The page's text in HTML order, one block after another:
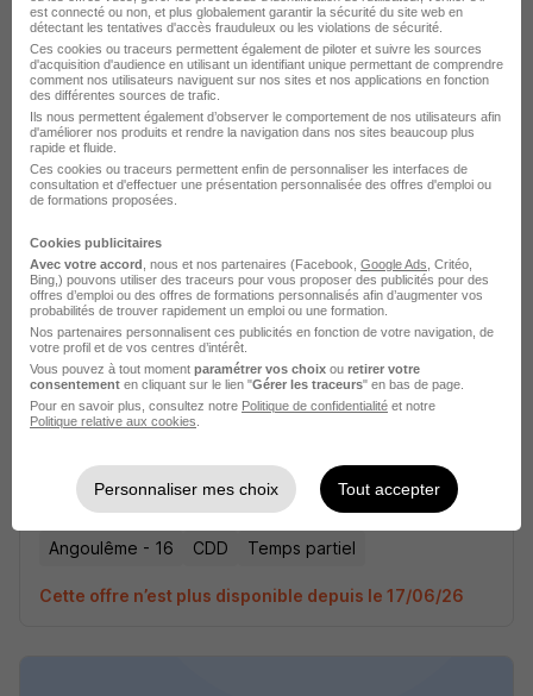
Chauffeur-Livreur H/F
Li.Mon
Angoulême - 16
Cette offre n’est plus disponible depuis le 17/06/26
Chauffeur-Livreur H/F
Li.Mon
Angoulême - 16 CDD Temps partiel
Cette offre n’est plus disponible depuis le 17/06/26
est connecté ou non, et plus globalement garantir la sécurité du site web en
détectant les tentatives d'accès frauduleux ou les violations de sécurité.
Ces cookies ou traceurs permettent également de piloter et suivre les sources
d'acquisition d'audience en utilisant un identifiant unique permettant de comprendre
comment nos utilisateurs naviguent sur nos sites et nos applications en fonction
des différentes sources de trafic.
Ils nous permettent également d’observer le comportement de nos utilisateurs afin
d'améliorer nos produits et rendre la navigation dans nos sites beaucoup plus
rapide et fluide.
Ces cookies ou traceurs permettent enfin de personnaliser les interfaces de
consultation et d'effectuer une présentation personnalisée des offres d'emploi ou
de formations proposées.
Cookies publicitaires
Avec votre accord , nous et nos partenaires (Facebook, Google Ads , Critéo,
Bing,) pouvons utiliser des traceurs pour vous proposer des publicités pour des
offres d’emploi ou des offres de formations personnalisés afin d’augmenter vos
probabilités de trouver rapidement un emploi ou une formation.
Nos partenaires personnalisent ces publicités en fonction de votre navigation, de
votre profil et de vos centres d’intérêt.
Vous pouvez à tout moment paramétrer vos choix ou retirer votre
consentement en cliquant sur le lien "Gérer les traceurs" en bas de page.
Pour en savoir plus, consultez notre Politique de confidentialité et notre
Politique relative aux cookies
Personnaliser mes choix Tout accepter